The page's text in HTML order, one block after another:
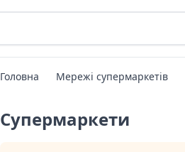
Головна Мережі супермаркетів
Супермаркети